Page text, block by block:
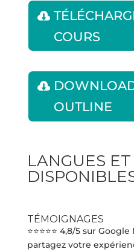
COURS
OUTLINE
LANGUES
TÉMOIGNAGES
⭐⭐⭐⭐⭐ 4,8/5 sur
partagez votre